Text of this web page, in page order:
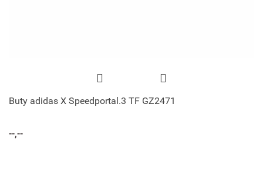
Buty adidas X Speedportal.3 TF GZ2471
--,--